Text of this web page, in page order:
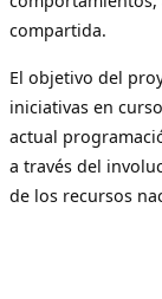
compartida.
El objetivo del
iniciativas en
actual
a través del
de los recursos